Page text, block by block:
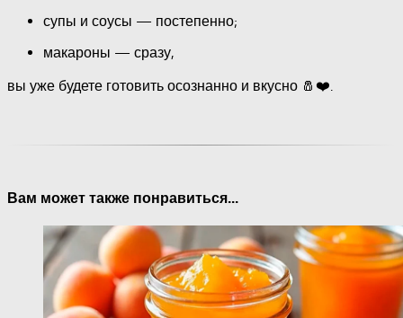
супы и соусы — постепенно;
макароны — сразу,
вы уже будете готовить осознанно и вкусно 🧂❤️.
Вам может также понравиться...